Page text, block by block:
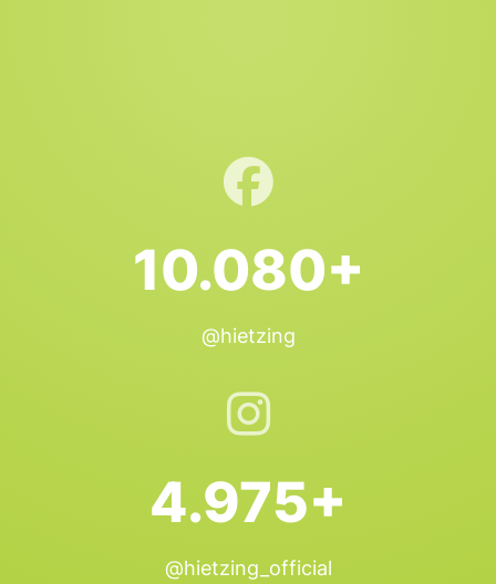
10.080+
@hietzing
4.975+
@hietzing_official